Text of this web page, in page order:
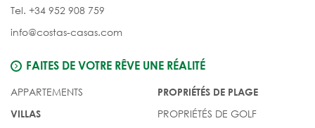
Tel. +34 952 908 759
info@costas-casas.com
FAITES DE VOTRE RÊVE UNE RÉALITÉ
APPARTEMENTS
VILLAS
PROPRIÉTÉS DE PLAGE
PROPRIÉTÉS DE GOLF